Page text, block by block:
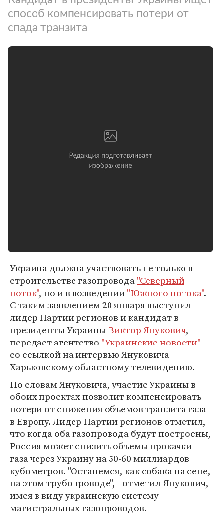
способ компенсировать потери от
спада транзита
Украина должна участвовать не только в
строительстве газопровода"Северный
поток", но и в возведении"Южного потока".
С таким заявлением 20 января выступил
лидер Партии регионов и кандидат в
президенты УкраиныВиктор Янукович,
передает агентство "Украинские новости"
со ссылкой на интервью Януковича
Харьковскому областному телевидению.
По словам Януковича, участие Украины в
обоих проектах позволит компенсировать
потери от снижения объемов транзита газа
в Европу. Лидер Партии регионов отметил,
что когда оба газопровода будут построены,
Россия может снизить объемы прокачки
газа через Украину на 50-60 миллиардов
кубометров. "Останемся, как собака на сене,
на этом трубопроводе", - отметил Янукович,
имея в виду украинскую систему
магистральных газопроводов.